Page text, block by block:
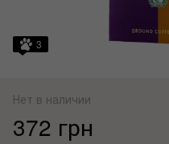
3
Нет в наличии
372 грн